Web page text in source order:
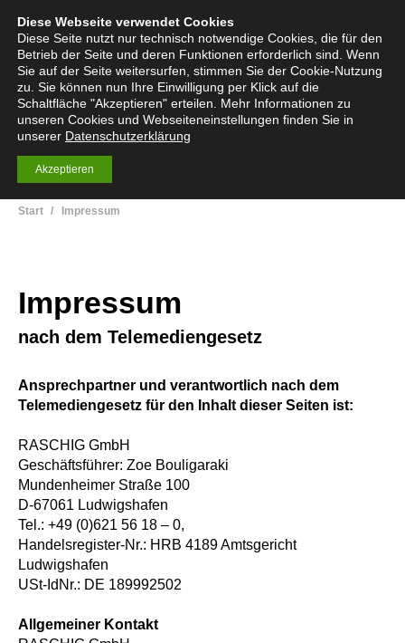
English Deutsch
Stofftrenntechnik
Kolonneneinbauten
Sie befinden sich hier:
Start Impressum
Impressum
nach dem Telemediengesetz
Ansprechpartner und verantwortlich nach dem
Telemediengesetz für den Inhalt dieser Seiten ist:
RASCHIG GmbH
Geschäftsführer: Zoe Bouligaraki
Mundenheimer Straße 100
D-67061 Ludwigshafen
Tel.: +49 (0)621 56 18 – 0,
Handelsregister-Nr.: HRB 4189 Amtsgericht
Ludwigshafen
USt-IdNr.: DE 189992502
Allgemeiner Kontakt
Diese Webseite verwendet Cookies
Diese Seite nutzt nur technisch notwendige Cookies, die für den
Betrieb der Seite und deren Funktionen erforderlich sind. Wenn
Sie auf der Seite weitersurfen, stimmen Sie der Cookie-Nutzung
zu. Sie können nun Ihre Einwilligung per Klick auf die
Schaltfläche "Akzeptieren" erteilen. Mehr Informationen zu
unseren Cookies und Webseiteneinstellungen finden Sie in
unserer Datenschutzerklärung
Akzeptieren